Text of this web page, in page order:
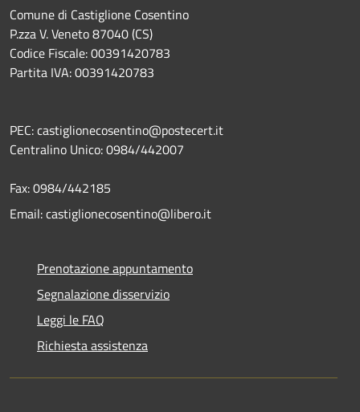
Comune di Castiglione Cosentino
P.zza V. Veneto 87040 (CS)
Codice Fiscale: 00391420783
Partita IVA: 00391420783
PEC: castiglionecosentino@postecert.it
Centralino Unico: 0984/442007
Fax: 0984/442185
Email: castiglionecosentino@libero.it
Prenotazione appuntamento
Segnalazione disservizio
Leggi le FAQ
Richiesta assistenza